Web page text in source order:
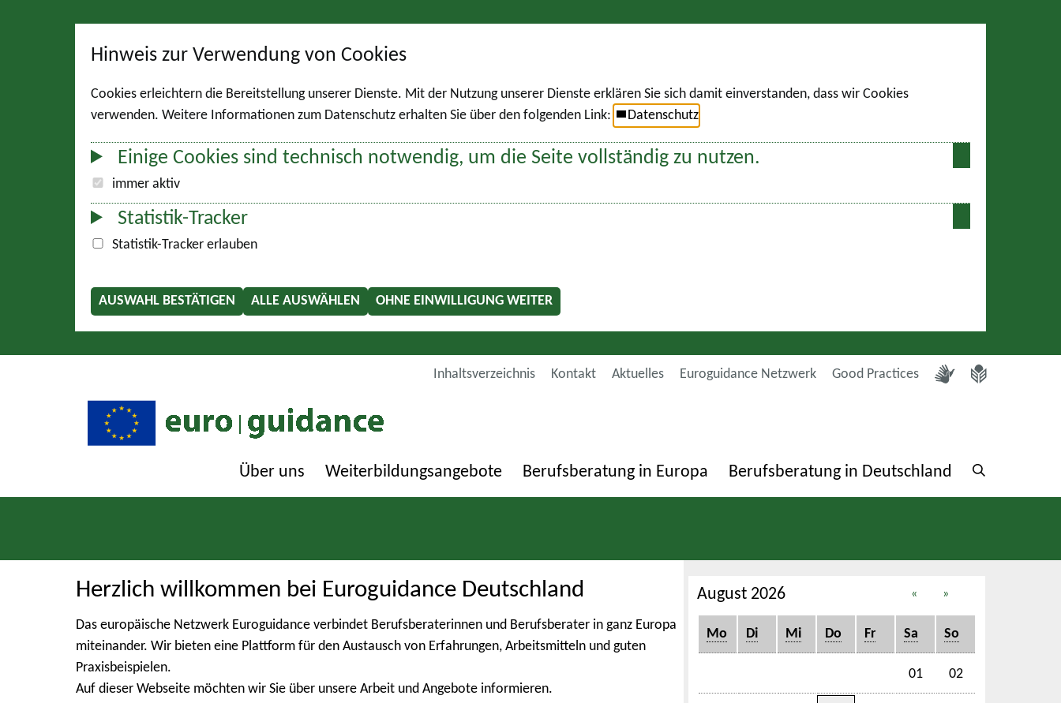
Hinweis zur Verwendung von Cookies
Cookies erleichtern die Bereitstellung unserer Dienste. Mit der Nutzung unserer Dienste erklären Sie sich damit einverstanden, dass wir Cookies
verwenden. Weitere Informationen zum Datenschutz erhalten Sie über den folgenden Link:
Datenschutz
Einige Cookies sind technisch notwendig, um die Seite vollständig zu nutzen.
immer aktiv
Statistik-Tracker
Statistik-Tracker erlauben
AUSWAHL BESTÄTIGEN ALLE AUSWÄHLEN OHNE EINWILLIGUNG WEITER
Inhaltsverzeichnis Kontakt Aktuelles Euroguidance Netzwerk Good Practices
Über uns Weiterbildungsangebote Berufsberatung in Europa Berufsberatung in Deutschland
Herzlich willkommen bei Euroguidance Deutschland
Das europäische Netzwerk Euroguidance verbindet Berufsberaterinnen und Berufsberater in ganz Europa
miteinander. Wir bieten eine Plattform für den Austausch von Erfahrungen, Arbeitsmitteln und guten
Praxisbeispielen.
Auf dieser Webseite möchten wir Sie über unsere Arbeit und Angebote informieren.
August 2026 « »
Mo Di Mi Do Fr Sa So
01 02